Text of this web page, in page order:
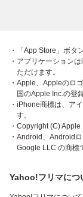
・「App Store」ボタ
・アプリケーション
ただけます。
・Apple、Appleのロ
国のApple Inc.の登
・iPhone商標は、ア
す。
・Copyright (C)
・Android、Android
Google LLC の商標
Yahoo!フリマにつ